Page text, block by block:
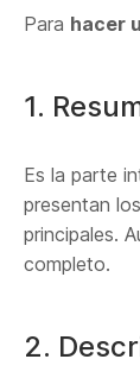
Para hacer
1.
Es la parte
presentan
principales.
completo.
2.